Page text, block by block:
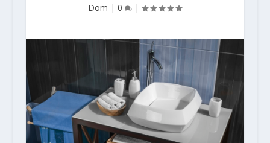
Dom |0 |